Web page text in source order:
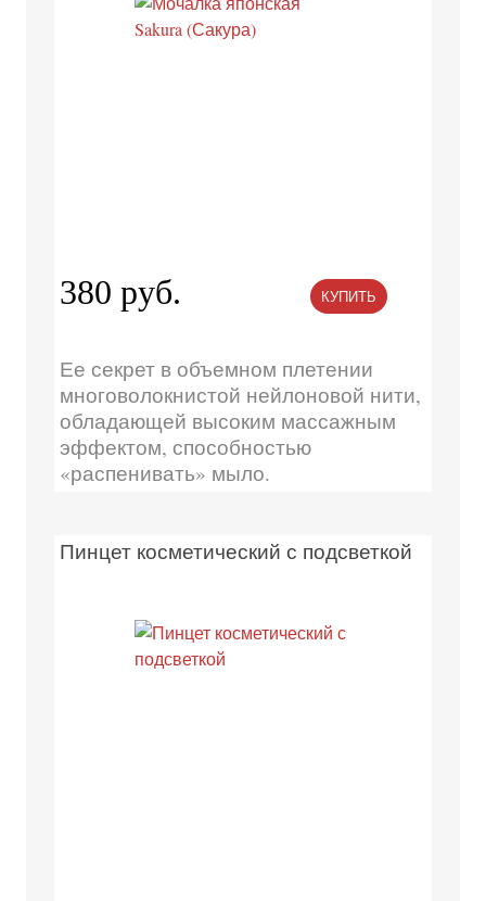
380 руб. КУПИТЬ
Ее секрет в объемном плетении
многоволокнистой нейлоновой нити,
обладающей высоким массажным
эффектом, способностью
«распенивать» мыло.
Пинцет косметический с подсветкой